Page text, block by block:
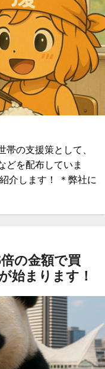
の支援策として、
どを配布していま
介します！ ＊弊社に
倍の金額で買
始まります！